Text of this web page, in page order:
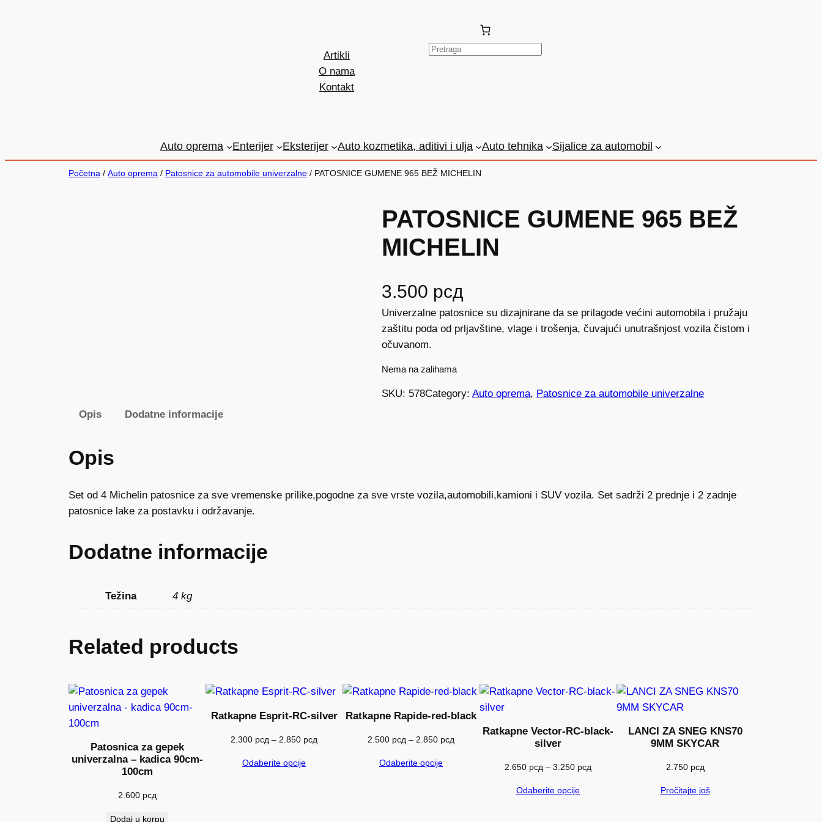
Artikli
O nama
Kontakt
P
g
a
Auto oprema Enterijer Eksterijer Auto kozmetika, aditivi i ulja Auto tehnika Sijalice za automobil
Početna / Auto oprema / Patosnice za automobile univerzalne / PATOSNICE GUMENE 965 BEŽ MICHELIN
PATOSNICE GUMENE 965 BEŽ
MICHELIN
3.500 рсд
Univerzalne patosnice su dizajnirane da se prilagode većini automobila i pružaju
zaštitu poda od prljavštine, vlage i trošenja, čuvajući unutrašnjost vozila čistom i
očuvanom.
Nema na zalihama
SKU: 578Category: Auto oprema, Patosnice za automobile univerzalne
Opis
Dodatne informacije
Opis
Set od 4 Michelin patosnice za sve vremenske prilike,pogodne za sve vrste vozila,automobili,kamioni i SUV vozila. Set sadrži 2 prednje i 2 zadnje
patosnice lake za postavku i održavanje.
Dodatne informacije
Težina 4 kg
Related products
Patosnica za gepek
univerzalna – kadica 90cm-
100cm
2.600 рсд
Dodaj u korpu
Ratkapne Esprit-RC-silver
2.300 рсд – 2.850 рсд
Odaberite opcije
Ratkapne Rapide-red-black
2.500 рсд – 2.850 рсд
Odaberite opcije
Ratkapne Vector-RC-black-
silver
2.650 рсд – 3.250 рсд
Odaberite opcije
LANCI ZA SNEG KNS70
9MM SKYCAR
2.750 рсд
Pročitajte još